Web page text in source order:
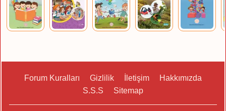
Forum Kuralları Gizlilik İletişim
Hakkımızda
S.S.S
Sitemap